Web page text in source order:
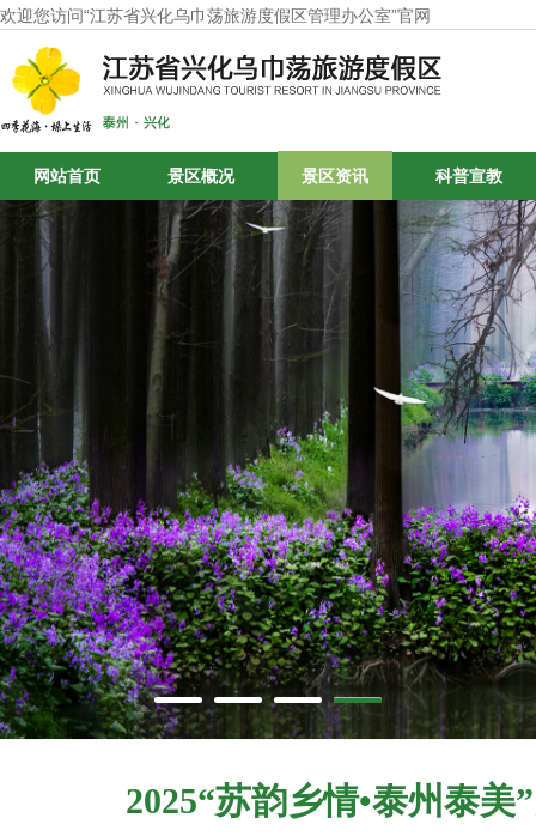
欢迎您访问“江苏省兴化乌巾荡旅游度假区管理办公室”官网
网站首页 景区概况 景区资讯 科普宣教
2025“苏韵乡情•泰州泰